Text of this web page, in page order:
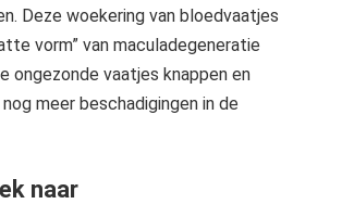
Deze woekering van bloedvaatjes
vorm” van maculadegeneratie
ongezonde vaatjes knappen en
meer beschadigingen in de
naar